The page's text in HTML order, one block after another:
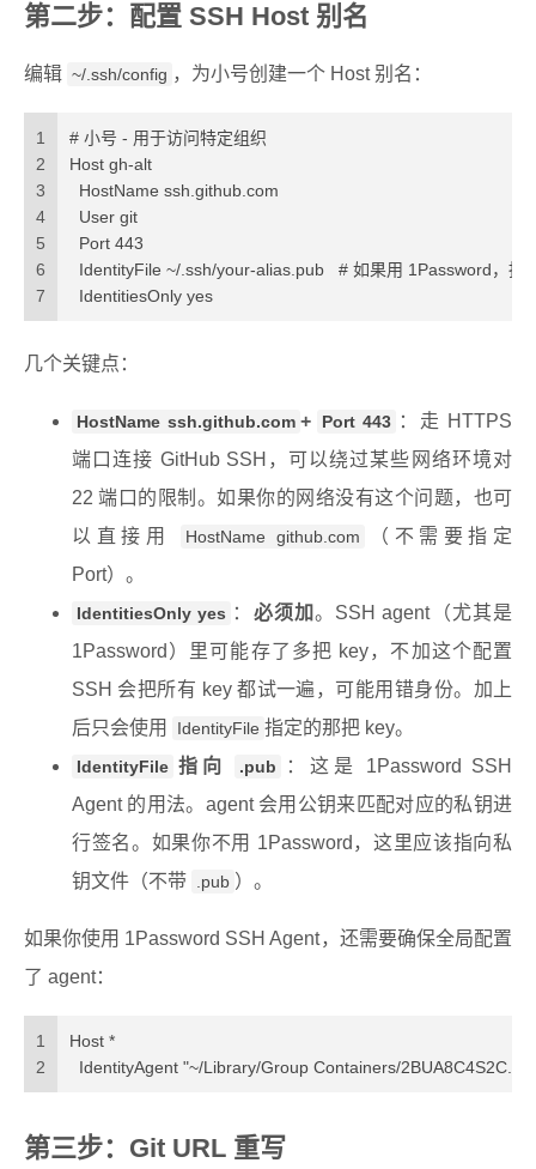
第二步：配置 SSH Host 别名
编辑 ~/.ssh/config ，为小号创建一个 Host 别名：
1
2
3
4
5
6
7
# 小号 - 用于访问特定组织
Host gh-alt
  HostName ssh.github.com
  User git
  Port 443
IdentityFile ~/.ssh/your-alias.pub   # 如果用 1Password，
  IdentitiesOnly yes
几个关键点：
HostName ssh.github.com + Port 443 ：走 HTTPS
端口连接 GitHub SSH，可以绕过某些网络环境对
22 端口的限制。如果你的网络没有这个问题，也可
以直接用
HostName github.com
（不需要指定
Port）。
IdentitiesOnly yes ： 必须加。SSH agent（尤其是
1Password）里可能存了多把 key，不加这个配置
SSH 会把所有 key 都试一遍，可能用错身份。加上
后只会使用
IdentityFile 指定的那把 key。
IdentityFile 指向 .pub
：这是 1Password SSH
Agent 的用法。agent 会用公钥来匹配对应的私钥进
行签名。如果你不用 1Password，这里应该指向私
钥文件（不带
.pub ）。
如果你使用 1Password SSH Agent，还需要确保全局配置
了 agent：
1
2
Host *
IdentityAgent "~/Library/Group Containers/
第三步：Git URL 重写